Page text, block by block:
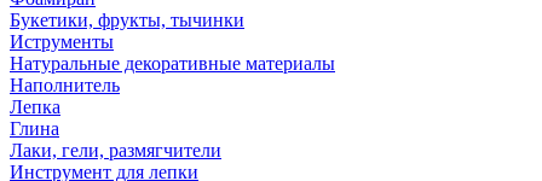
Букетики, фрукты, тычинки
Иструменты
Натуральные декоративные материалы
Наполнитель
Лепка
Глина
Лаки, гели, размягчители
Инструмент для лепки